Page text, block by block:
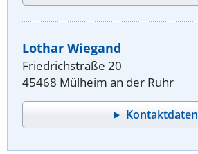
Lothar Wiegand
Friedrichstraße 20
45468 Mülheim an der Ruhr
Kontaktdaten